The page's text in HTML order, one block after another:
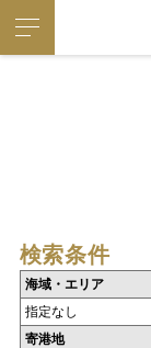
検索条件
海域・エリア
指定なし
寄港地